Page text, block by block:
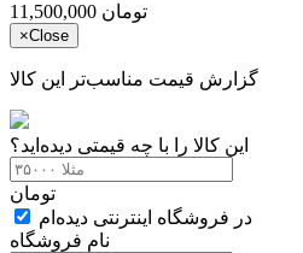
11,500,000 تومان
×Close
گزارش قیمت مناسب‌تر این کالا
این کالا را با چه قیمتی دیده‌اید؟
تومان
در فروشگاه اینترنتی دیده‌ام
نام فروشگاه